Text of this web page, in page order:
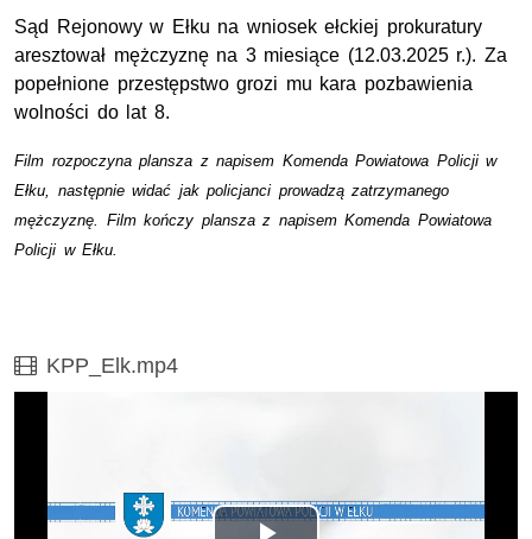
Sąd Rejonowy w Ełku na wniosek ełckiej prokuratury
aresztował mężczyznę na 3 miesiące (12.03.2025 r.). Za
popełnione przestępstwo grozi mu kara pozbawienia
wolności do lat 8.
Film rozpoczyna plansza z napisem Komenda Powiatowa Policji w
Ełku, następnie widać jak policjanci prowadzą zatrzymanego
mężczyznę. Film kończy plansza z napisem Komenda Powiatowa
Policji w Ełku.
Film
KPP_Elk.mp4